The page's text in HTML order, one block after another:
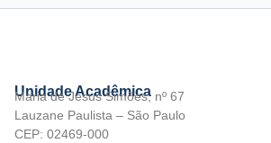
Unidade Acadêmica
Maria de Jesus Simões, nº 67
Lauzane Paulista – São Paulo
CEP: 02469-000